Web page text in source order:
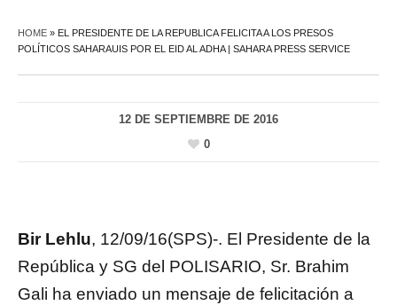
HOME » EL PRESIDENTE DE LA REPUBLICA FELICITA A LOS PRESOS
POLÍTICOS SAHARAUIS POR EL EID AL ADHA | SAHARA PRESS SERVICE
12 DE SEPTIEMBRE DE 2016
0
Bir Lehlu, 12/09/16(SPS)-. El Presidente de la
República y SG del POLISARIO, Sr. Brahim
Gali ha enviado un mensaje de felicitación a